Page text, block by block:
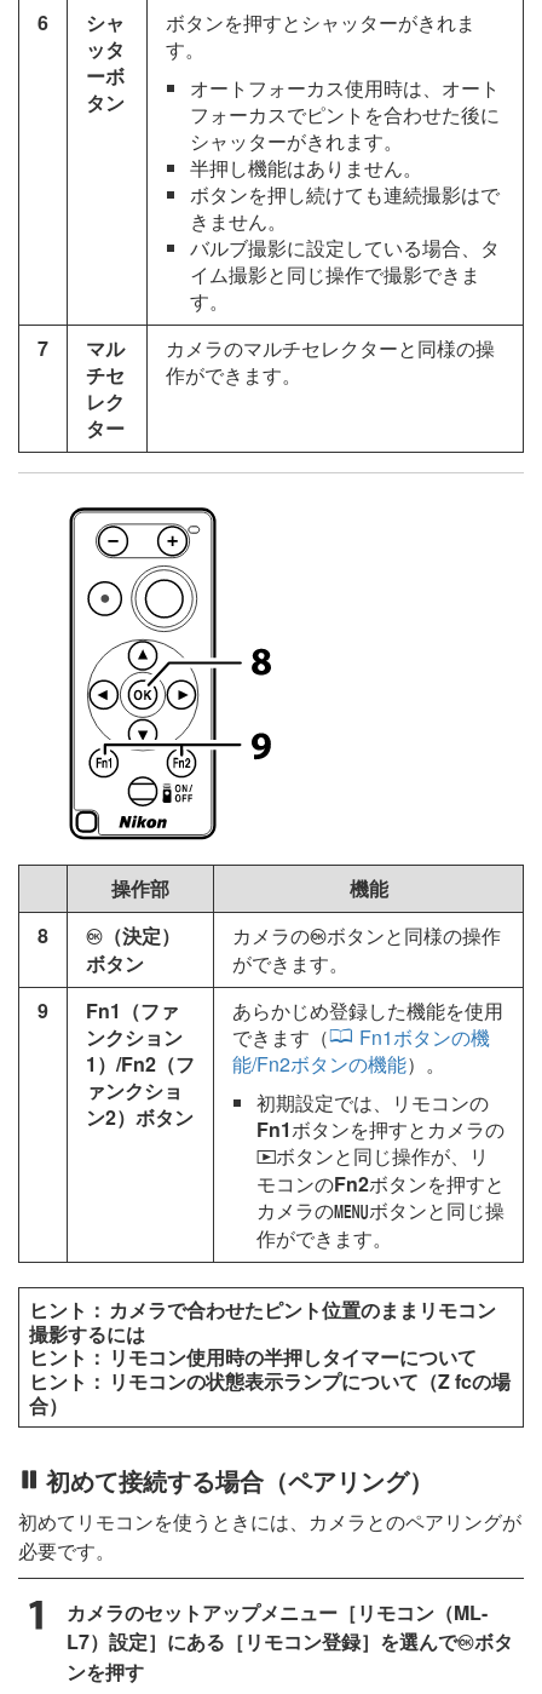
6
シャ
ッタ
ーボ
タン
ボタンを押すとシャッターがきれま
す。
オートフォーカス使用時は、オート
フォーカスでピントを合わせた後に
シャッターがきれます。
半押し機能はありません。
ボタンを押し続けても連続撮影はで
きません。
バルブ撮影に設定している場合、タ
イム撮影と同じ操作で撮影できま
す。
7
マル
チセ
レク
ター
カメラのマルチセレクターと同様の操
作ができます。
操作部
機能
8
J
（決定）
ボタン
カメラのJボタンと同様の操作
ができます。
9
Fn1（ファ
ンクション
1）/Fn2（フ
ァンクショ
ン2）ボタン
あらかじめ登録した機能を使用
できます（
Fn1ボタンの機
能/Fn2ボタンの機能）。
初期設定では、リモコンの
Fn1ボタンを押すとカメラの
Kボタンと同じ操作が、リ
モコンのFn2ボタンを押すと
カメラのGボタンと同じ操
作ができます。
カメラで合わせたピント位置のままリモコン
撮影するには
リモコン使用時の半押しタイマーについて
リモコンの状態表示ランプについて（Z fcの場
合）
初めて接続する場合（ペアリング）
初めてリモコンを使うときには、カメラとのペアリングが
必要です。
カメラのセットアップメニュー［リモコン（ML-
L7）設定］にある［リモコン登録］を選んでJボタ
ンを押す